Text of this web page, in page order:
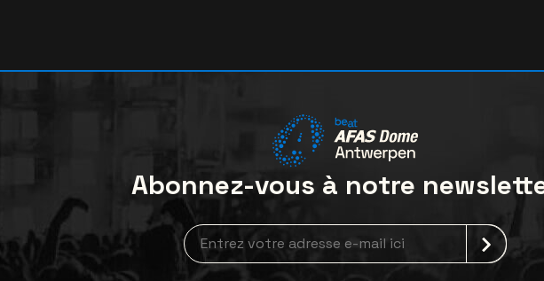
Abonnez-vous à notre
Inscription à la newsletter